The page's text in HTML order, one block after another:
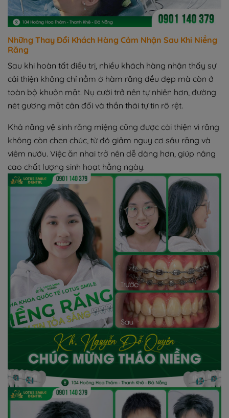
Những Thay Đổi Khách Hàng Cảm Nhận Sau Khi Niềng
Răng
Sau khi hoàn tất điều trị, nhiều khách hàng nhận thấy sự
cải thiện không chỉ nằm ở hàm răng đều đẹp mà còn ở
toàn bộ khuôn mặt. Nụ cười trở nên tự nhiên hơn, đường
nét gương mặt cân đối và thần thái tự tin rõ rệt.
Khả năng vệ sinh răng miệng cũng được cải thiện vì răng
không còn chen chúc, từ đó giảm nguy cơ sâu răng và
viêm nướu. Việc ăn nhai trở nên dễ dàng hơn, giúp nâng
cao chất lượng sinh hoạt hằng ngày.